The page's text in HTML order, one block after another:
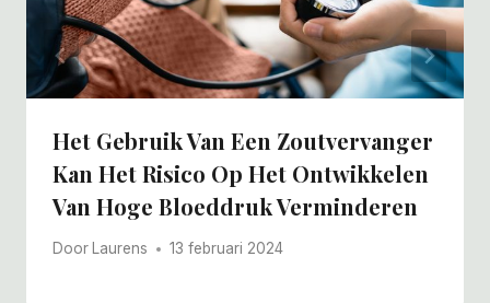
Het Gebruik Van Een Zoutvervanger
Kan Het Risico Op Het Ontwikkelen
Van Hoge Bloeddruk Verminderen
Door Laurens 13 februari 2024